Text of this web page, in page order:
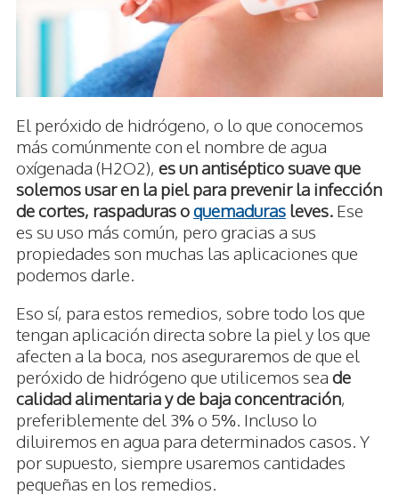
El peróxido de hidrógeno, o lo que conocemos
más comúnmente con el nombre de agua
oxígenada (H2O2), es un antiséptico suave que
solemos usar en la piel para prevenir la infección
de cortes, raspaduras oquemaduras leves. Ese
es su uso más común, pero gracias a sus
propiedades son muchas las aplicaciones que
podemos darle.
Eso sí, para estos remedios, sobre todo los que
tengan aplicación directa sobre la piel y los que
afecten a la boca, nos aseguraremos de que el
peróxido de hidrógeno que utilicemos sea de
calidad alimentaria y de baja concentración,
preferiblemente del 3% o 5%. Incluso lo
diluiremos en agua para determinados casos. Y
por supuesto, siempre usaremos cantidades
pequeñas en los remedios.